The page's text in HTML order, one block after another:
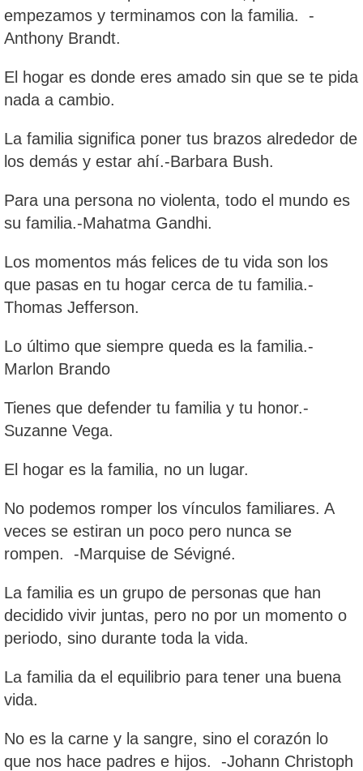
empezamos y terminamos con la familia. -
Anthony Brandt.
El hogar es donde eres amado sin que se te pida
nada a cambio.
La familia significa poner tus brazos alrededor de
los demás y estar ahí.-Barbara Bush.
Para una persona no violenta, todo el mundo es
su familia.-Mahatma Gandhi.
Los momentos más felices de tu vida son los
que pasas en tu hogar cerca de tu familia.-
Thomas Jefferson.
Lo último que siempre queda es la familia.-
Marlon Brando
Tienes que defender tu familia y tu honor.-
Suzanne Vega.
El hogar es la familia, no un lugar.
No podemos romper los vínculos familiares. A
veces se estiran un poco pero nunca se
rompen. -Marquise de Sévigné.
La familia es un grupo de personas que han
decidido vivir juntas, pero no por un momento o
periodo, sino durante toda la vida.
La familia da el equilibrio para tener una buena
vida.
No es la carne y la sangre, sino el corazón lo
que nos hace padres e hijos. -Johann Christoph